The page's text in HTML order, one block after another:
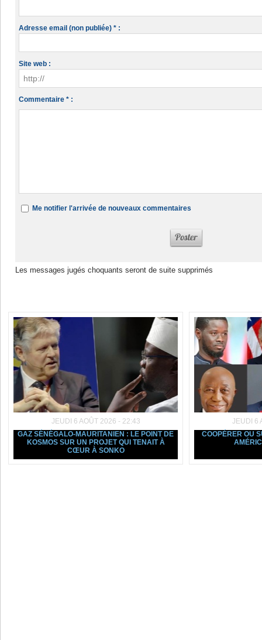
Adresse email (non publiée) * :
Site web :
Commentaire * :
Me notifier l'arrivée de nouveaux commentaires
Les messages jugés choquants seront de suite supprimés
JEUDI 6 AOÛT 2026 - 22:43
GAZ SÉNÉGALO-MAURITANIEN : LE POINT DE
KOSMOS SUR UN PROJET QUI TENAIT À
CŒUR À SONKO
JEUDI 6
COOPÉRER OU